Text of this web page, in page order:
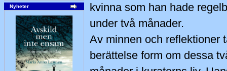
Nyheter
kvinna som han hade
under två månader.
Av minnen och reflektioner
berättelse form om dessa